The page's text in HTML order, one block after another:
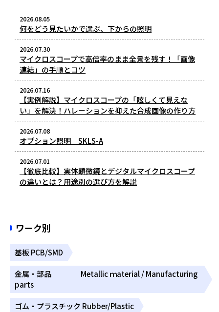
2026.08.05
何をどう見たいかで選ぶ、下からの照明
2026.07.30
マイクロスコープで高倍率のまま全景を残す！「画像
連結」の手順とコツ
2026.07.16
【実例解説】マイクロスコープの「眩しくて見えな
い」を解決！ハレーションを抑えた合成画像の作り方
2026.07.08
オプション照明 SKLS-A
2026.07.01
【徹底比較】実体顕微鏡とデジタルマイクロスコープ
の違いとは？用途別の選び方を解説
ワーク別
基板 PCB/SMD
金属・部品 Metallic ｍaterial / Manufacturing
parts
ゴム・プラスチック Rubber/Plastic